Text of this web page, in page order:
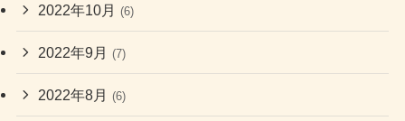
2022年10月 (6)
2022年9月 (7)
2022年8月 (6)